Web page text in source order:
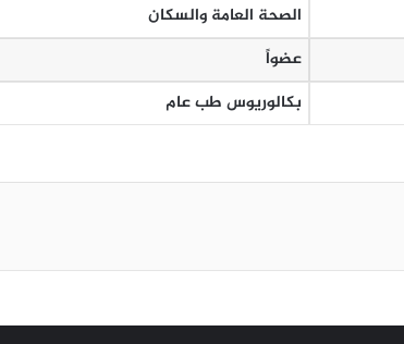
الصحة العامة والسكان
عضواً
بكالوريوس طب عام